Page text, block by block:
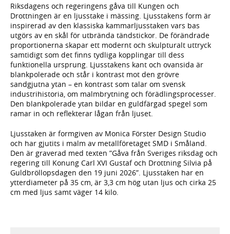
Riksdagens och regeringens gåva till Kungen och
Drottningen är en ljusstake i mässing. Ljusstakens form är
inspirerad av den klassiska kammarljusstaken vars bas
utgörs av en skål för utbrända tändstickor. De förändrade
proportionerna skapar ett modernt och skulpturalt uttryck
samtidigt som det finns tydliga kopplingar till dess
funktionella ursprung. Ljusstakens kant och ovansida är
blankpolerade och står i kontrast mot den grövre
sandgjutna ytan – en kontrast som talar om svensk
industrihistoria, om malmbrytning och förädlingsprocesser.
Den blankpolerade ytan bildar en guldfärgad spegel som
ramar in och reflekterar lågan från ljuset.
Ljusstaken är formgiven av Monica Förster Design Studio
och har gjutits i malm av metallföretaget SMD i Småland.
Den är graverad med texten ”Gåva från Sveriges riksdag och
regering till Konung Carl XVI Gustaf och Drottning Silvia på
Guldbröllopsdagen den 19 juni 2026”. Ljusstaken har en
ytterdiameter på 35 cm, är 3,3 cm hög utan ljus och cirka 25
cm med ljus samt väger 14 kilo.